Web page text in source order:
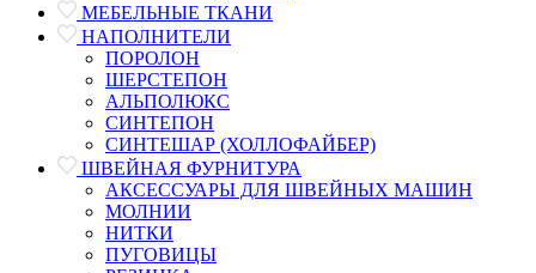
МЕБЕЛЬНЫЕ ТКАНИ
НАПОЛНИТЕЛИ
ПОРОЛОН
ШЕРСТЕПОН
АЛЬПОЛЮКС
СИНТЕПОН
СИНТЕШАР (ХОЛЛОФАЙБЕР)
ШВЕЙНАЯ ФУРНИТУРА
АКСЕССУАРЫ ДЛЯ ШВЕЙНЫХ МАШИН
МОЛНИИ
НИТКИ
ПУГОВИЦЫ